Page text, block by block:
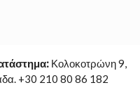
Κολοκοτρώνη 9,
+30 210 80 86 182